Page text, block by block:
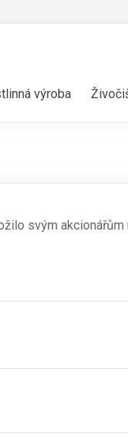
výroba
svým akcionářům